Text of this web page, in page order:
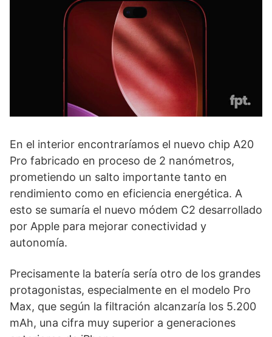
En el interior encontraríamos el nuevo chip A20
Pro fabricado en proceso de 2 nanómetros,
prometiendo un salto importante tanto en
rendimiento como en eficiencia energética. A
esto se sumaría el nuevo módem C2 desarrollado
por Apple para mejorar conectividad y
autonomía.
Precisamente la batería sería otro de los grandes
protagonistas, especialmente en el modelo Pro
Max, que según la filtración alcanzaría los 5.200
mAh, una cifra muy superior a generaciones